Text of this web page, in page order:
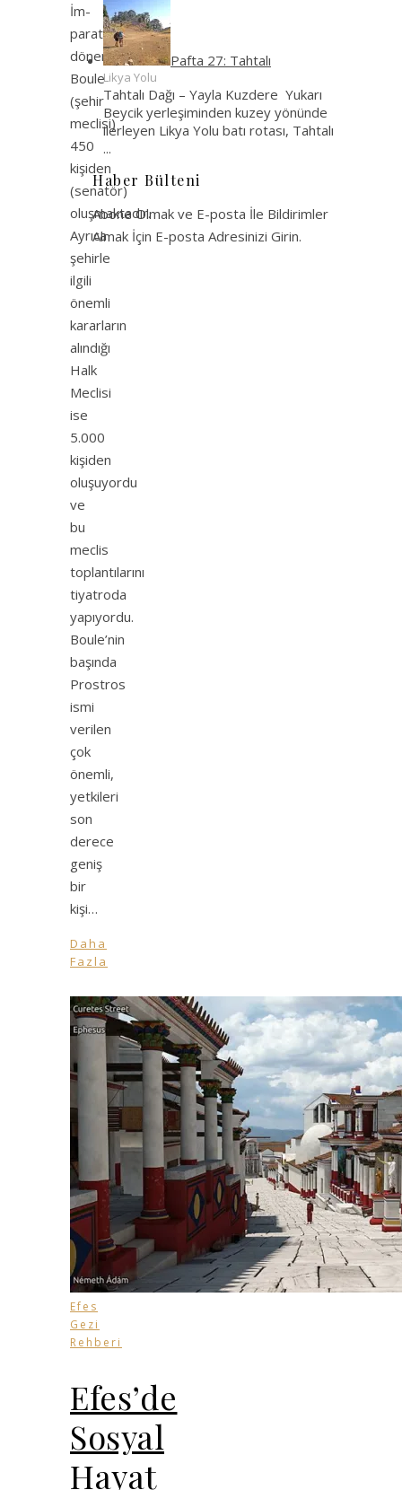
İm­
paratorluk
döneminde
Boule
(şehir
meclisi)
450
kişiden
(senatör)
oluşmaktadır.
Ayrıca
şehirle
ilgili
önemli
kararların
alındığı
Halk
Meclisi
ise
5.000
kişiden
oluşuyordu
ve
bu
meclis
toplantılarını
tiyatroda
yapıyordu.
Boule’nin
başında
Prostros
ismi
verilen
çok
önemli,
yetkileri
son
derece
geniş
bir
kişi…
Daha
Fazla
Efes
Gezi
Rehberi
Efes’de
Sosyal
Hayat
Pafta 27: Tahtalı
Likya Yolu
Tahtalı Dağı – Yayla Kuzdere Yukarı
Beycik yerleşiminden kuzey yönünde
ilerleyen Likya Yolu batı rotası, Tahtalı
...
Haber Bülteni
Abone Olmak ve E-posta İle Bildirimler
Almak İçin E-posta Adresinizi Girin.